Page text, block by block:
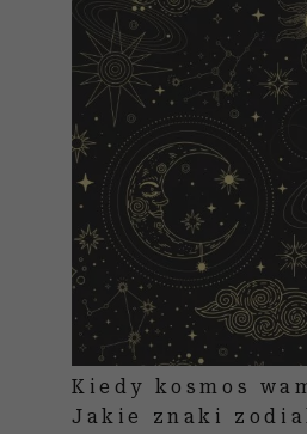
Kiedy kosmos
Jakie znaki